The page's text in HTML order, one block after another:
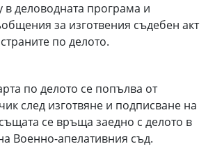
в деловодната програма и
за изготвения съдебен акт
по делото.
по делото се попълва от
след изготвяне и подписване на
се връща заедно с делото в
Военно-апелативния съд.